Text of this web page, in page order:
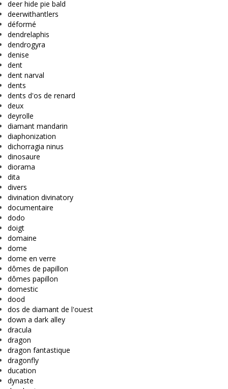
deer hide pie bald
deerwithantlers
déformé
dendrelaphis
dendrogyra
denise
dent
dent narval
dents
dents d'os de renard
deux
deyrolle
diamant mandarin
diaphonization
dichorragia ninus
dinosaure
diorama
dita
divers
divination divinatory
documentaire
dodo
doigt
domaine
dome
dome en verre
dômes de papillon
dômes papillon
domestic
dood
dos de diamant de l'ouest
down a dark alley
dracula
dragon
dragon fantastique
dragonfly
ducation
dynaste